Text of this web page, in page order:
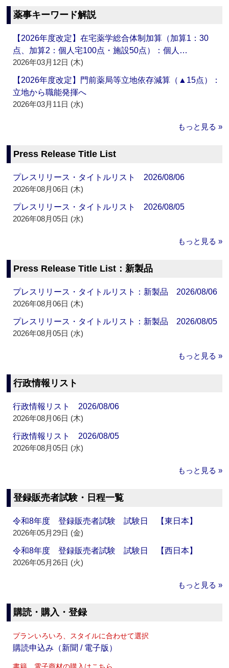
薬事キーワード解説
【2026年度改定】在宅薬学総合体制加算（加算1：30
点、加算2：個人宅100点・施設50点）：個人…
2026年03月12日 (木)
【2026年度改定】門前薬局等立地依存減算（▲15点）：
立地から職能発揮へ
2026年03月11日 (水)
もっと見る »
Press Release Title List
プレスリリース・タイトルリスト 2026/08/06
2026年08月06日 (木)
プレスリリース・タイトルリスト 2026/08/05
2026年08月05日 (水)
もっと見る »
Press Release Title List：新製品
プレスリリース・タイトルリスト：新製品 2026/08/06
2026年08月06日 (木)
プレスリリース・タイトルリスト：新製品 2026/08/05
2026年08月05日 (水)
もっと見る »
行政情報リスト
行政情報リスト 2026/08/06
2026年08月06日 (木)
行政情報リスト 2026/08/05
2026年08月05日 (水)
もっと見る »
登録販売者試験・日程一覧
令和8年度 登録販売者試験 試験日 【東日本】
2026年05月29日 (金)
令和8年度 登録販売者試験 試験日 【西日本】
2026年05月26日 (火)
もっと見る »
購読・購入・登録
プランいろいろ、スタイルに合わせて選択
購読申込み（新聞 / 電子版）